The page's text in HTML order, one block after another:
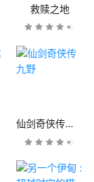
救赎之地
仙剑奇侠传九野